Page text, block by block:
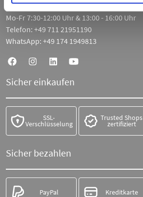
Mo-Fr 7:30-12:00 Uhr & 13:00 - 16:00 Uhr
Telefon: +49 711 21951190
WhatsApp: +49 174 1949813
Sicher einkaufen
SSL-
Verschlüsselung
Trusted Shops
zertifiziert
Sicher bezahlen
PayPal Kreditkarte